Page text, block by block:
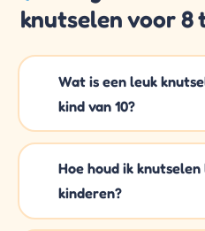
knutselen voor 8
Wat is een leuk
kind van 10?
Hoe houd ik
kinderen?